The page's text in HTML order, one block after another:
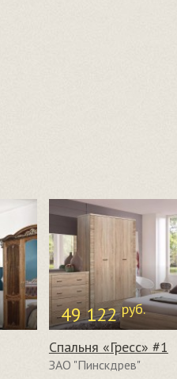
49 122руб.
Спальня «Гресс» #1
ЗАО "Пинскдрев"